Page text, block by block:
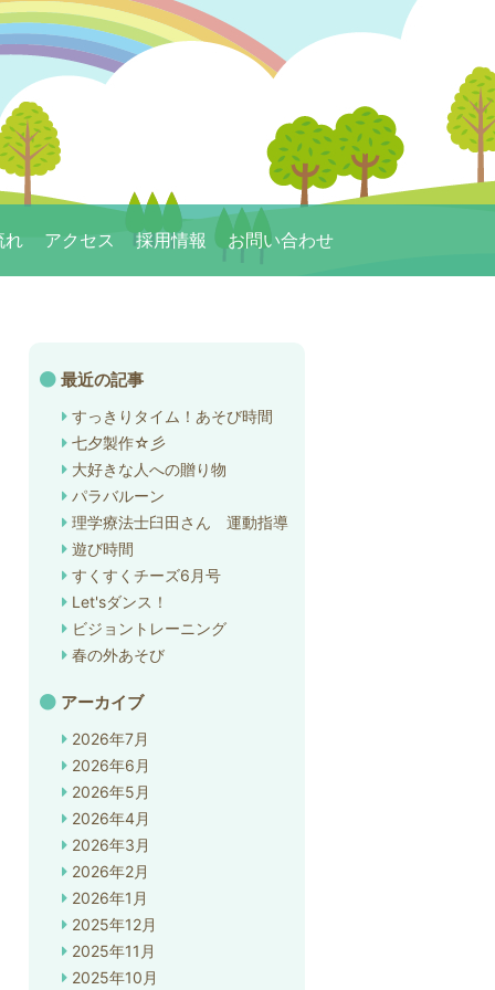
れ アクセス 採用情報 お問い合わせ
最近の記事
すっきりタイム！あそび時間
七夕製作☆彡
大好きな人への贈り物
パラバルーン
理学療法士臼田さん 運動指導
遊び時間
すくすくチーズ6月号
Let'sダンス！
ビジョントレーニング
春の外あそび
アーカイブ
2026年7月
2026年6月
2026年5月
2026年4月
2026年3月
2026年2月
2026年1月
2025年12月
2025年11月
2025年10月